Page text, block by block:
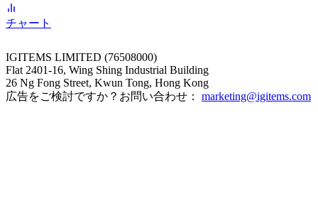
チャート
IGITEMS LIMITED (76508000)
Flat 2401-16, Wing Shing Industrial Building
26 Ng Fong Street, Kwun Tong, Hong Kong
広告をご検討ですか？お問い合わせ： marketing@igitems.com